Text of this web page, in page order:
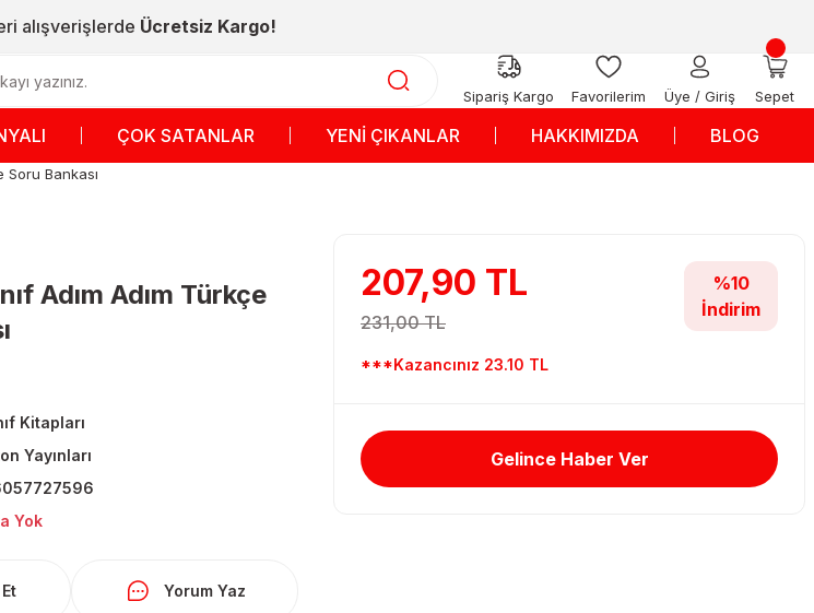
alışverişlerde Ücretsiz Kargo!
Sipariş Kargo Favorilerim Üye / Giriş Sepet
ÇOK SATANLAR YENİ ÇIKANLAR HAKKIMIZDA BLOG
Soru Bankası
Adım Adım Türkçe
Kitapları
Yayınları
Yok
Yorum Yaz
207,90 TL
231,00 TL
***Kazancınız 23.10 TL
%10
İndirim
Gelince Haber Ver